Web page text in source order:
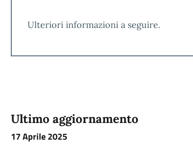
Ulteriori informazioni a seguire.
Ultimo aggiornamento
17 Aprile 2025